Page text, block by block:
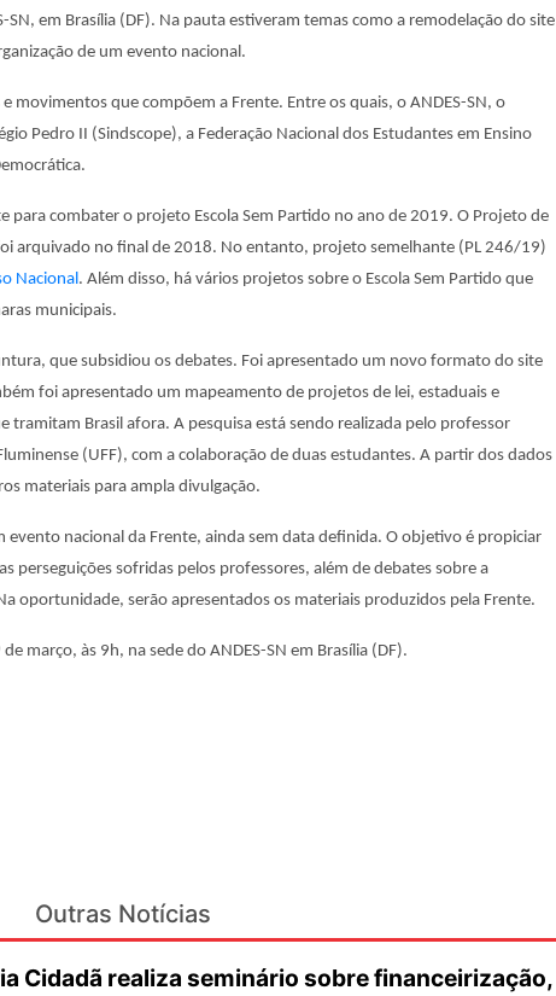
em Brasília (DF). Na pauta estiveram temas como a remodelação do site
de um evento nacional.
movimentos que compõem a Frente. Entre os quais, o ANDES-SN, o
Pedro II (Sindscope), a Federação Nacional dos Estudantes em Ensino
para combater o projeto Escola Sem Partido no ano de 2019. O Projeto de
arquivado no final de 2018. No entanto, projeto semelhante (PL 246/19)
Nacional. Além disso, há vários projetos sobre o Escola Sem Partido que
municipais.
que subsidiou os debates. Foi apresentado um novo formato do site
foi apresentado um mapeamento de projetos de lei, estaduais e
tramitam Brasil afora. A pesquisa está sendo realizada pelo professor
(UFF), com a colaboração de duas estudantes. A partir dos dados
materiais para ampla divulgação.
evento nacional da Frente, ainda sem data definida. O objetivo é propiciar
perseguições sofridas pelos professores, além de debates sobre a
oportunidade, serão apresentados os materiais produzidos pela Frente.
março, às 9h, na sede do ANDES-SN em Brasília (DF).
Outras Notícias
Cidadã realiza seminário sobre financeirização,